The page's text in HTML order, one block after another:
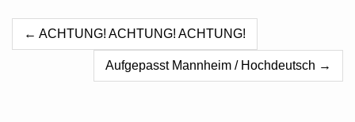
← ACHTUNG! ACHTUNG! ACHTUNG!
Aufgepasst Mannheim / Hochdeutsch →